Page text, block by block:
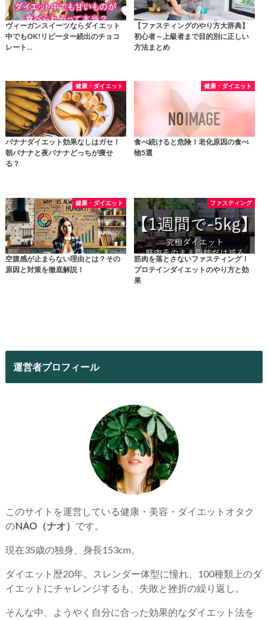
ヴィーガンスイーツならダイエット
中でもOK!リピーター続出のチョコ
レート…
【ファスティングのやり方大辞典】
初心者～上級者まで目的別に正しい
方法まとめ
健康・ダイエット
バナナダイエット効果なしはガセ！
朝バナナと夜バナナどっちが痩せ
る？
健康・ダイエット
食べ続けると危険！老化原因の食べ
物5選
健康・ダイエット
空腹感が止まらない理由とは？その
原因と対策を徹底解説！
ファスティング
筋肉を落とさないファスティング！
プロテインダイエットのやり方と効
果
運営者プロフィール
このサイトを運営している健康・美容・ダイエットオタク
のNAO（ナオ） です。
現在35歳の独身、身長153cm。
ダイエット歴20年。スレンダー体型に憧れ、100種類上のダ
イエットにチャレンジするも、失敗と挫折の繰り返し。
そんな中、ようやく自分に合った効果的なダイエット法を